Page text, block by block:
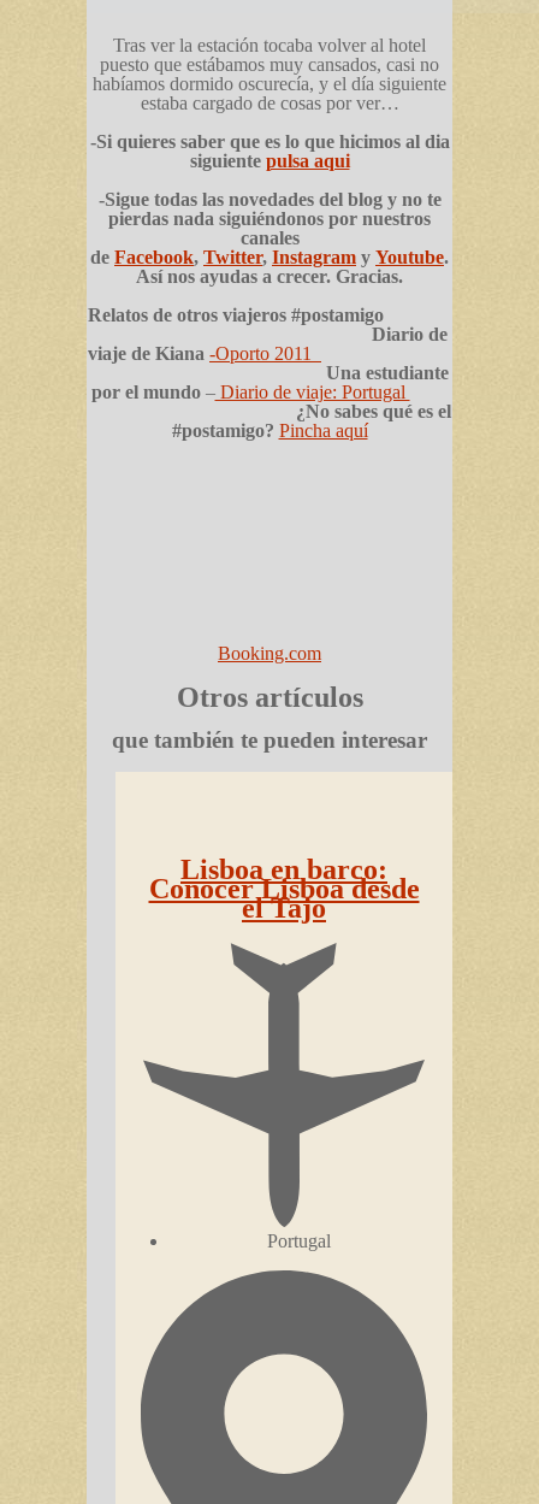
Tras ver la estación tocaba volver al hotel
puesto que estábamos muy cansados, casi no
habíamos dormido oscurecía, y el día siguiente
estaba cargado de cosas por ver…
-Si quieres saber que es lo que hicimos al dia
siguiente pulsa aqui
-Sigue todas las novedades del blog y no te
pierdas nada siguiéndonos por nuestros
canales
de Facebook, Twitter, Instagram y Youtube.
Así nos ayudas a crecer. Gracias.
Relatos de otros viajeros #postamigo
Diario de
viaje de Kiana -Oporto 2011
Una estudiante
por el mundo–Diario de viaje: Portugal
¿No sabes qué es el
#postamigo? Pincha aquí
Booking.com
Otros artículos
que también te pueden interesar
Lisboa en barco:
Conocer Lisboa desde
el Tajo
Portugal